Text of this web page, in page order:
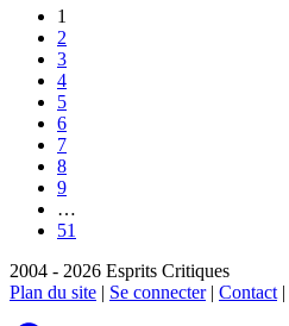
1
2
3
4
5
6
7
8
9
…
51
2004 - 2026 Esprits Critiques
Plan du site | Se connecter| Contact |